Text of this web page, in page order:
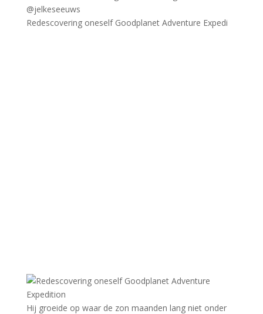
Redescovering oneself Goodplanet Adventure Expedi
Hij groeide op waar de zon maanden lang niet onder